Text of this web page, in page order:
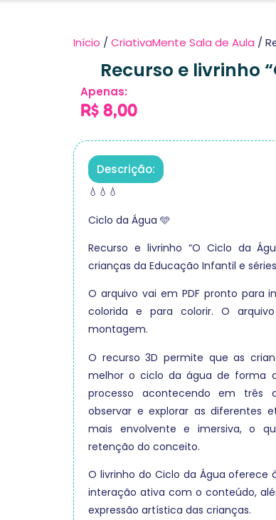
Início /CriativaMente Sala de Aula /
Recurso e livrinho
Apenas:
R$ 8,00
Descrição:
💧💧💧
Ciclo da Água 🩵
Recurso e livrinho “O Ciclo da
crianças da Educação Infantil e
O arquivo vai em PDF pronto para
colorida e para colorir. O
montagem.
O recurso 3D permite que as
melhor o ciclo da água de forma
processo acontecendo em três
observar e explorar as diferentes
mais envolvente e imersiva, o
retenção do conceito.
O livrinho do Ciclo da Água oferece
interação ativa com o conteúdo,
expressão artística das crianças.